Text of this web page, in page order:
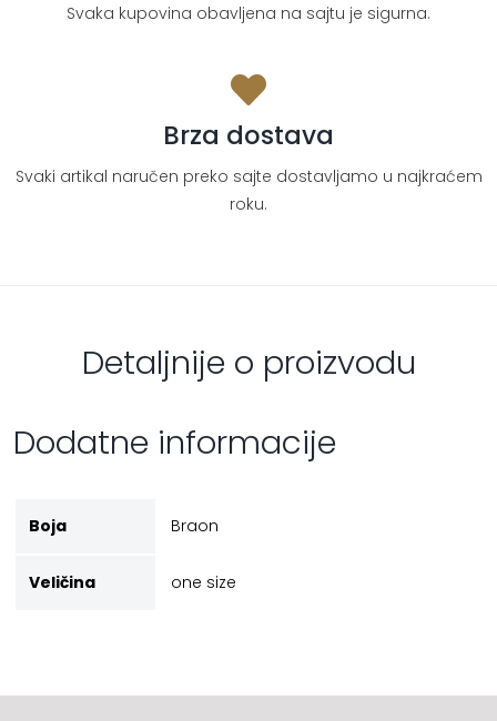
Svaka kupovina obavljena na sajtu je sigurna.
Brza dostava
Svaki artikal naručen preko sajte dostavljamo u najkraćem
roku.
Detaljnije o proizvodu
Dodatne informacije
Boja Braon
Veličina one size